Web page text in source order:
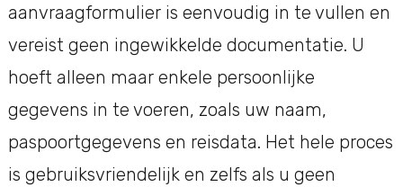
aanvraagformulier is eenvoudig in te vullen en
vereist geen ingewikkelde documentatie. U
hoeft alleen maar enkele persoonlijke
gegevens in te voeren, zoals uw naam,
paspoortgegevens en reisdata. Het hele proces
is gebruiksvriendelijk en zelfs als u geen